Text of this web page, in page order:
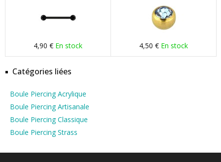
4,90 € En stock 4,50 € En stock
Catégories liées
Boule Piercing Acrylique
Boule Piercing Artisanale
Boule Piercing Classique
Boule Piercing Strass